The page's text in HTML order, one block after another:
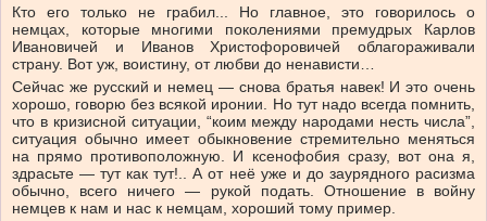
Кто его только не грабил... Но главное, это говорилось о
немцах, которые многими поколениями премудрых Карлов
Ивановичей и Иванов Христофоровичей облагораживали
страну. Вот уж, воистину, от любви до ненависти…
Сейчас же русский и немец — снова братья навек! И это очень
хорошо, говорю без всякой иронии. Но тут надо всегда помнить,
что в кризисной ситуации, “коим между народами несть числа”,
ситуация обычно имеет обыкновение стремительно меняться
на прямо противоположную. И ксенофобия сразу, вот она я,
здрасьте — тут как тут!.. А от неё уже и до заурядного расизма
обычно, всего ничего — рукой подать. Отношение в войну
немцев к нам и нас к немцам, хороший тому пример.